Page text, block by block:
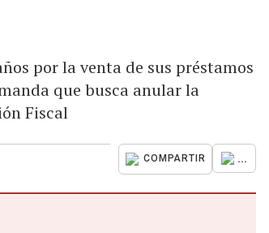
por la venta de sus préstamos
que busca anular la
Fiscal
COMPARTIR ...